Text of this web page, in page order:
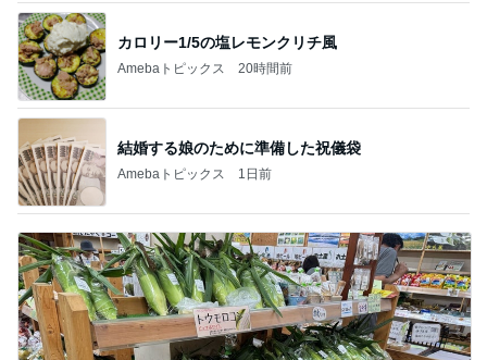
カロリー1/5の塩レモンクリチ風
Amebaトピックス 20時間前
結婚する娘のために準備した祝儀袋
Amebaトピックス 1日前